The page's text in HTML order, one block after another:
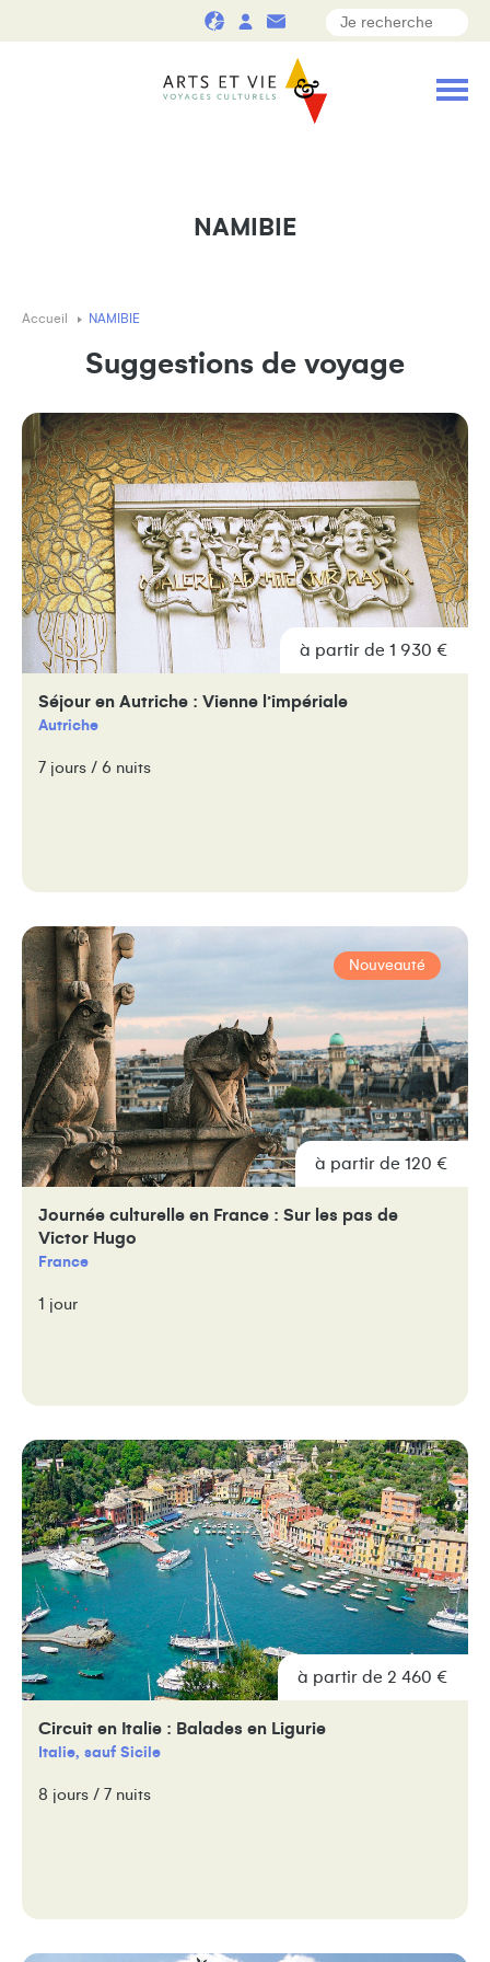
NAMIBIE
Accueil NAMIBIE
Suggestions de voyage
à partir de 1 930 €
Séjour en Autriche : Vienne l’impériale
Autriche
7 jours / 6 nuits
Nouveauté
à partir de 120 €
Journée culturelle en France : Sur les pas de
Victor Hugo
France
1 jour
à partir de 2 460 €
Circuit en Italie : Balades en Ligurie
Italie, sauf Sicile
8 jours / 7 nuits